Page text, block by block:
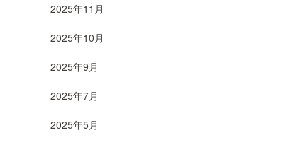
2025年11月
2025年10月
2025年9月
2025年7月
2025年5月